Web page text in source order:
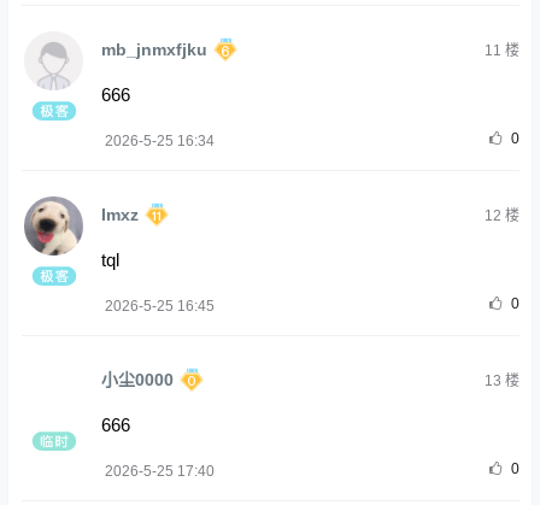
mb_jnmxfjku 11 楼
666
2026-5-25 16:34 0
Imxz 12 楼
tql
2026-5-25 16:45 0
小尘0000 13 楼
666
2026-5-25 17:40 0